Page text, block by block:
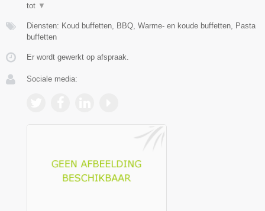
tot ▼
Diensten: Koud buffetten, BBQ, Warme- en koude buffetten, Pasta
buffetten
Er wordt gewerkt op afspraak.
Sociale media: